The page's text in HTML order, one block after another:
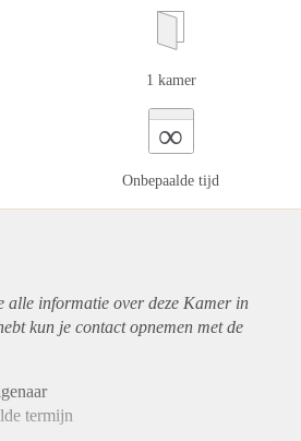
1 kamer
∞
Onbepaalde tijd
alle informatie over deze Kamer in
kun je contact opnemen met de
termijn